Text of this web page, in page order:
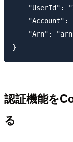
"UserId":
"Account":
"Arn":
認証機能を
る